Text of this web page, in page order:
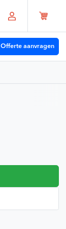
Offerte aanvragen